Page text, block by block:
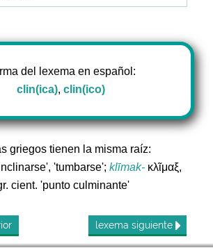
del lexema en español:
clin(ica), clin(ico)
griegos tienen la misma raíz:
'tumbarse';klīmak- κλῖμαξ,
cient. 'punto culminante'
lexema siguiente